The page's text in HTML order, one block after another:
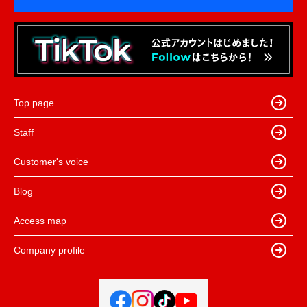
Top page
Staff
Customer's voice
Blog
Access map
Company profile